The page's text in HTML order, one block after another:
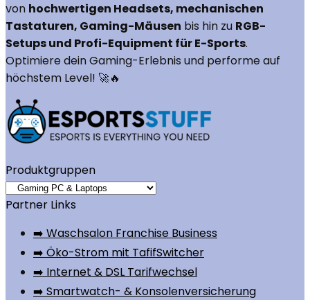
von hochwertigen Headsets, mechanischen
Tastaturen, Gaming-Mäusen bis hin zu RGB-
Setups und Profi-Equipment für E-Sports.
Optimiere dein Gaming-Erlebnis und performe auf
höchstem Level! 🚀🔥
Produktgruppen
Partner Links
➡️ Waschsalon Franchise Business
➡️ Öko-Strom mit TafifSwitcher
➡️ Internet & DSL Tarifwechsel
➡️ Smartwatch- & Konsolenversicherung